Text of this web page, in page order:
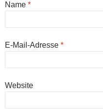
Name *
E-Mail-Adresse *
Website